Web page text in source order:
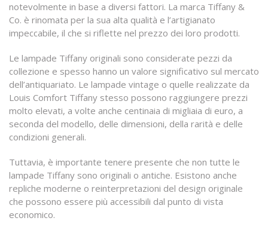
notevolmente in base a diversi fattori. La marca Tiffany &
Co. è rinomata per la sua alta qualità e l’artigianato
impeccabile, il che si riflette nel prezzo dei loro prodotti.
Le lampade Tiffany originali sono considerate pezzi da
collezione e spesso hanno un valore significativo sul mercato
dell’antiquariato. Le lampade vintage o quelle realizzate da
Louis Comfort Tiffany stesso possono raggiungere prezzi
molto elevati, a volte anche centinaia di migliaia di euro, a
seconda del modello, delle dimensioni, della rarità e delle
condizioni generali.
Tuttavia, è importante tenere presente che non tutte le
lampade Tiffany sono originali o antiche. Esistono anche
repliche moderne o reinterpretazioni del design originale
che possono essere più accessibili dal punto di vista
economico.